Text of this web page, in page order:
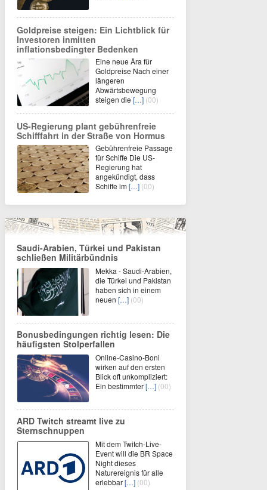
Goldpreise steigen: Ein Lichtblick für
Investoren inmitten
inflationsbedingter Bedenken
Eine neue Ära für
Goldpreise Nach einer
längeren
Abwärtsbewegung
steigen die […] (00)
US-Regierung plant gebührenfreie
Schifffahrt in der Straße von Hormus
Gebührenfreie Passage
für Schiffe Die US-
Regierung hat
angekündigt, dass
Schiffe im[…] (00)
Saudi-Arabien, Türkei und Pakistan
schließen Militärbündnis
Mekka - Saudi-Arabien,
die Türkei und Pakistan
haben sich in einem
neuen […] (00)
Bonusbedingungen richtig lesen: Die
häufigsten Stolperfallen
Online-Casino-Boni
wirken auf den ersten
Blick oft unkompliziert:
Ein bestimmter[…] (00)
ARD Twitch streamt live zu
Sternschnuppen
Mit dem Twitch-Live-
Event will die BR Space
Night dieses
Naturereignis für alle
erlebbar[…] (00)